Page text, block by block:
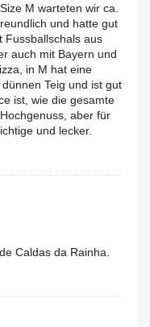
M warteten wir ca.
und hatte gut
Fussballschals aus
auch mit Bayern und
in M hat eine
Teig und ist gut
ist, wie die gesamte
aber für
und lecker.
Caldas da Rainha.